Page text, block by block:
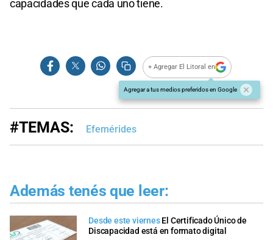
capacidades que cada uno tiene.
+ Agregar El Litoral en
Agregar a tus medios preferidos en Google
#TEMAS: Efemérides
Además tenés que leer:
Desde este viernesEl Certificado Único de
Discapacidad está en formato digital